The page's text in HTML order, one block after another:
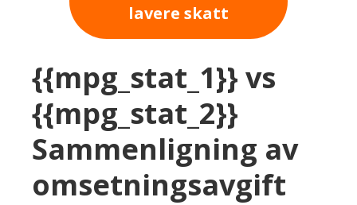
lavere skatt
{{mpg_stat_1}} vs
{{mpg_stat_2}}
Sammenligning av
omsetningsavgift